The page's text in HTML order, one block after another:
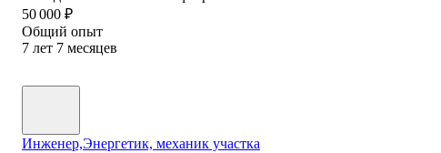
50 000 ₽
Общий опыт
7 лет 7 месяцев
Инженер,Энергетик, механик участка